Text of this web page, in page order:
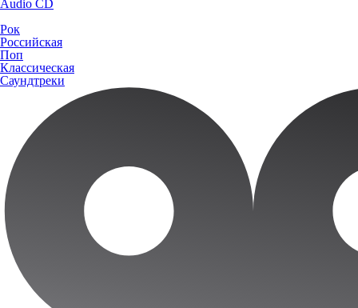
Audio CD
Рок
Российская
Поп
Классическая
Саундтреки